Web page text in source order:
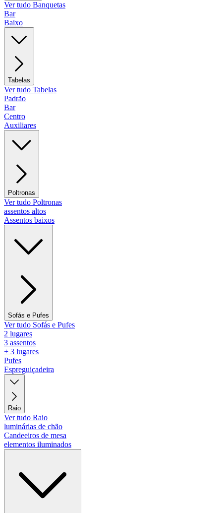
Ver tudo Banquetas
Bar
Baixo
Tabelas
Ver tudo Tabelas
Padrão
Bar
Centro
Auxiliares
Poltronas
Ver tudo Poltronas
assentos altos
Assentos baixos
Sofás e Pufes
Ver tudo Sofás e Pufes
2 lugares
3 assentos
+ 3 lugares
Pufes
Espreguiçadeira
Raio
Ver tudo Raio
luminárias de chão
Candeeiros de mesa
elementos iluminados